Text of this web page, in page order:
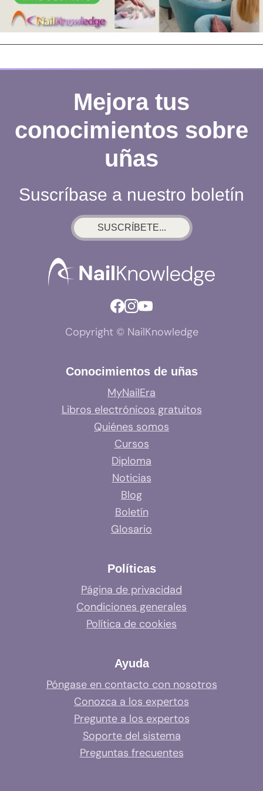
Mejora tus
conocimientos sobre
uñas
Suscríbase a nuestro boletín
SUSCRÍBETE...
Copyright © NailKnowledge
Conocimientos de uñas
MyNailEra
Libros electrónicos gratuitos
Quiénes somos
Cursos
Diploma
Noticias
Blog
Boletín
Glosario
Políticas
Página de privacidad
Condiciones generales
Política de cookies
Ayuda
Póngase en contacto con nosotros
Conozca a los expertos
Pregunte a los expertos
Soporte del sistema
Preguntas frecuentes